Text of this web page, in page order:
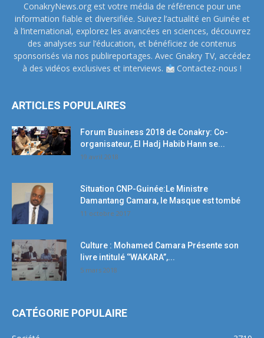
ConakryNews.org est votre média de référence pour une
information fiable et diversifiée. Suivez l’actualité en Guinée et
à l’international, explorez les avancées en sciences, découvrez
des analyses sur l’éducation, et bénéficiez de contenus
sponsorisés via nos publireportages. Avec Gnakry TV, accédez
à des vidéos exclusives et interviews.
Contactez-nous !
ARTICLES POPULAIRES
Forum Business 2018 de Conakry: Co-
organisateur, El Hadj Habib Hann se...
19 avril 2018
Situation CNP-Guinée:Le Ministre
Damantang Camara, le Masque est tombé
11 octobre 2017
Culture : Mohamed Camara Présente son
livre intitulé ‘’WAKARA’’,...
5 mars 2018
CATÉGORIE POPULAIRE